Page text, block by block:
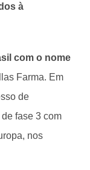
à
com o nome
Farma. Em
de
fase 3 com
nos